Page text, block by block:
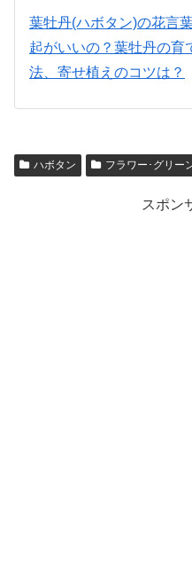
葉牡丹(ハボタン)の花言
起がいいの？ 葉牡丹の育
法、寄せ植えのコツは？
ハボタン フラワー･グリー
スポン